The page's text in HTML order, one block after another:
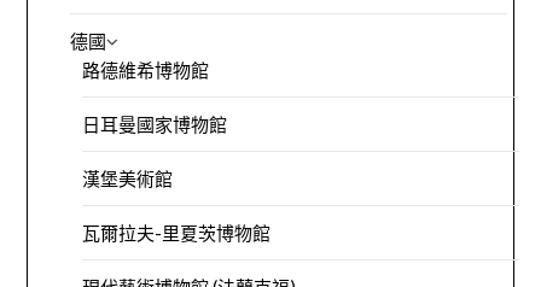
德國
路德維希博物館
日耳曼國家博物館
漢堡美術館
瓦爾拉夫-里夏茨博物館